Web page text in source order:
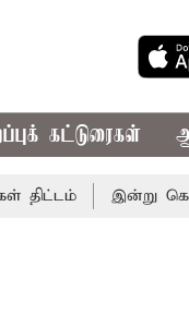
கட்டுரைகள்
இன்று